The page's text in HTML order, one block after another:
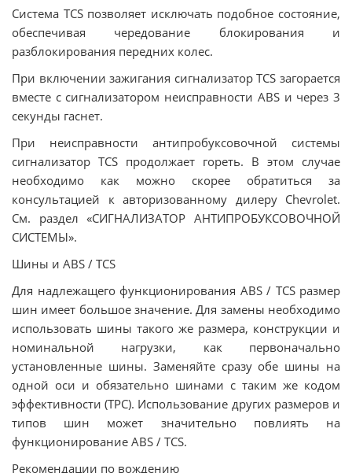
Система TCS позволяет исключать подобное состояние,
обеспечивая чередование блокирования и
разблокирования передних колес.
При включении зажигания сигнализатор TCS загорается
вместе с сигнализатором неисправности ABS и через 3
секунды гаснет.
При неисправности антипробуксовочной системы
сигнализатор TCS продолжает гореть. В этом случае
необходимо как можно скорее обратиться за
консультацией к авторизованному дилеру Chevrolet.
См. раздел «СИГНАЛИЗАТОР АНТИПРОБУКСОВОЧНОЙ
СИСТЕМЫ».
Шины и ABS / TCS
Для надлежащего функционирования ABS / TCS размер
шин имеет большое значение. Для замены необходимо
использовать шины такого же размера, конструкции и
номинальной нагрузки, как первоначально
установленные шины. Заменяйте сразу обе шины на
одной оси и обязательно шинами с таким же кодом
эффективности (ТРС). Использование других размеров и
типов шин может значительно повлиять на
функционирование ABS / TCS.
Рекомендации по вождению